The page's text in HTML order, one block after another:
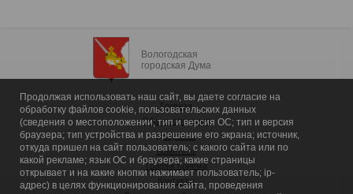
Вологодская
городская Дума
Главная
Общие сведения
Депутаты
Комитеты
График приема
Контакты
Продолжая использовать наш сайт, вы даете согласие на
обработку файлов cookie, пользовательских данных
(сведения о местоположении; тип и версия ОС; тип и версия
браузера; тип устройства и разрешение его экрана; источник,
откуда пришел на сайт пользователь; с какого сайта или по
какой рекламе; язык ОС и браузера; какие страницы
открывает и на какие кнопки нажимает пользователь; ip-
адрес) в целях функционирования сайта, проведения